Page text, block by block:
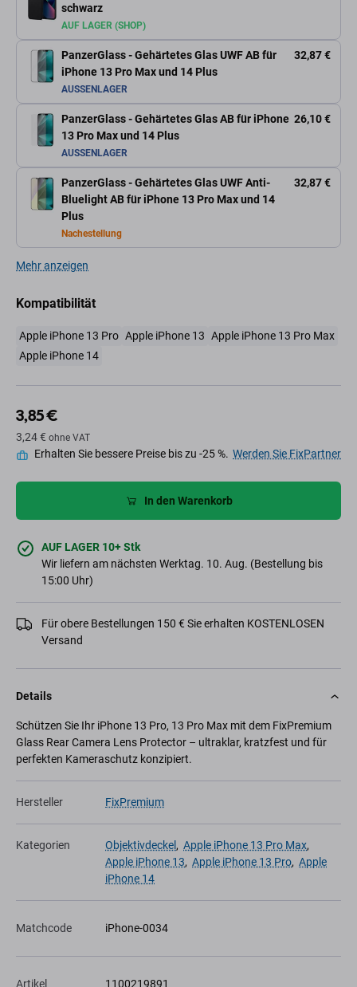
schwarz
AUF LAGER (SHOP)
PanzerGlass - Gehärtetes Glas UWF AB für
iPhone 13 Pro Max und 14 Plus
32,87 €
AUSSENLAGER
PanzerGlass - Gehärtetes Glas AB für iPhone
13 Pro Max und 14 Plus
26,10 €
AUSSENLAGER
PanzerGlass - Gehärtetes Glas UWF Anti-
Bluelight AB für iPhone 13 Pro Max und 14
Plus
32,87 €
Nachestellung
Mehr anzeigen
Kompatibilität
Apple iPhone 13 Pro Apple iPhone 13 Apple iPhone 13 Pro Max
Apple iPhone 14
3,85 €
3,24 € ohne VAT
Erhalten Sie bessere Preise bis zu -25 %. Werden Sie FixPartner
In den Warenkorb
AUF LAGER 10+ Stk
Wir liefern am nächsten Werktag. 10. Aug. (Bestellung bis
15:00 Uhr)
Für obere Bestellungen 150 € Sie erhalten KOSTENLOSEN
Versand
Details
Schützen Sie Ihr iPhone 13 Pro, 13 Pro Max mit dem FixPremium
Glass Rear Camera Lens Protector – ultraklar, kratzfest und für
perfekten Kameraschutz konzipiert.
Hersteller FixPremium
Kategorien Objektivdeckel, Apple iPhone 13 Pro Max,
Apple iPhone 13, Apple iPhone 13 Pro, Apple
iPhone 14
Matchcode iPhone-0034
Artikel 1100219891